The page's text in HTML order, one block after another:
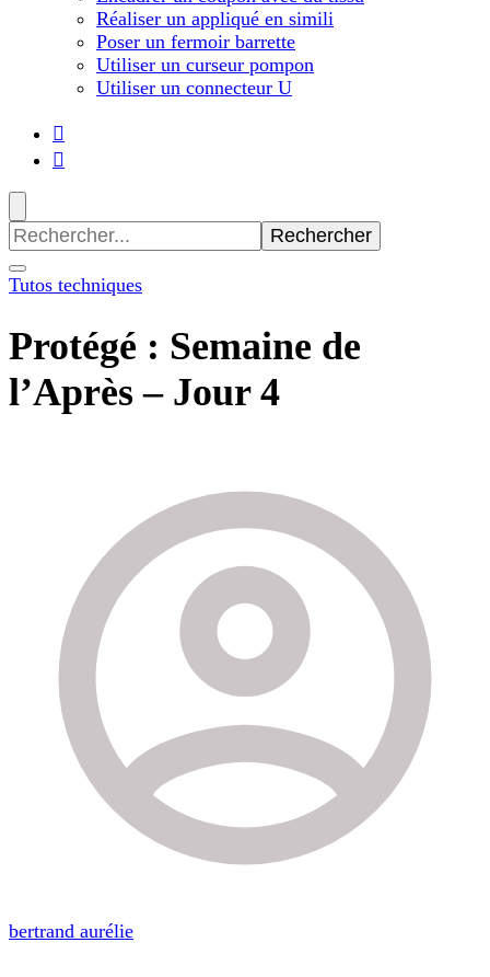
Réaliser un appliqué en simili
Poser un fermoir barrette
Utiliser un curseur pompon
Utiliser un connecteur U
Recherche
pour
:
Tutos techniques
Protégé : Semaine de
l’Après – Jour 4
bertrand aurélie